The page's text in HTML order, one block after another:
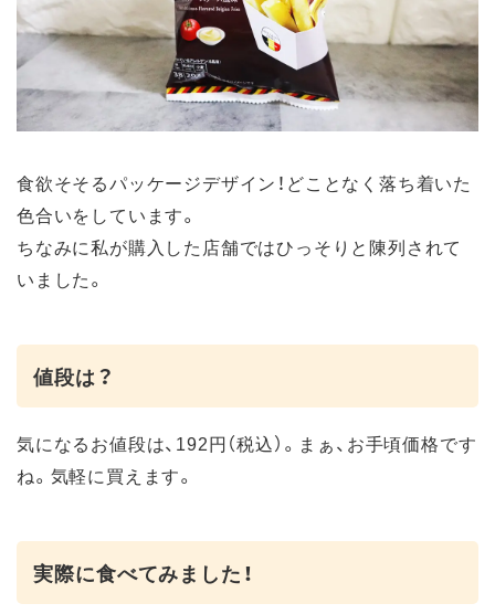
食欲そそるパッケージデザイン！どことなく落ち着いた
色合いをしています。
ちなみに私が購入した店舗ではひっそりと陳列されて
いました。
値段は？
気になるお値段は、192円（税込）。まぁ、お手頃価格です
ね。気軽に買えます。
実際に食べてみました！